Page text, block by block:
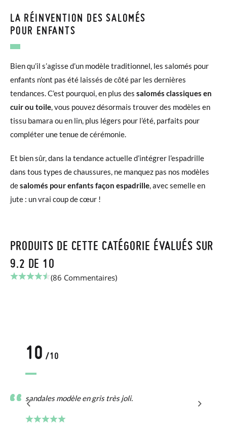
LA RÉINVENTION DES SALOMÉS
POUR ENFANTS
Bien qu’il s’agisse d’un modèle traditionnel, les salomés pour
enfants n’ont pas été laissés de côté par les dernières
tendances. C’est pourquoi, en plus des salomés classiques en
cuir ou toile, vous pouvez désormais trouver des modèles en
tissu bamara ou en lin, plus légers pour l’été, parfaits pour
compléter une tenue de cérémonie.
Et bien sûr, dans la tendance actuelle d’intégrer l’espadrille
dans tous types de chaussures, ne manquez pas nos modèles
desalomés pour enfants façon espadrille, avec semelle en
jute : un vrai coup de cœur !
PRODUITS DE CETTE CATÉGORIE ÉVALUÉS SUR
9.2 DE 10
(86 Commentaires)
10 /10
sandales modèle en gris très joli.